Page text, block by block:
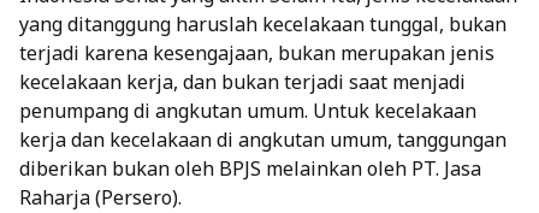
yang ditanggung haruslah kecelakaan tunggal, bukan
terjadi karena kesengajaan, bukan merupakan jenis
kecelakaan kerja, dan bukan terjadi saat menjadi
penumpang di angkutan umum. Untuk kecelakaan
kerja dan kecelakaan di angkutan umum, tanggungan
diberikan bukan oleh BPJS melainkan oleh PT. Jasa
Raharja (Persero).